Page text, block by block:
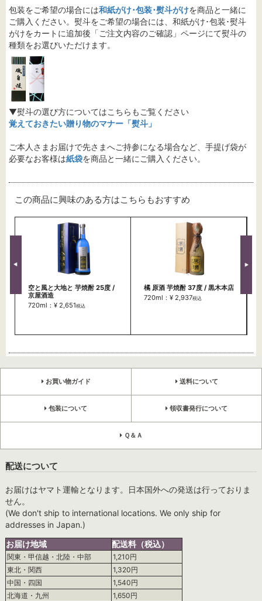
包装をご希望の場合には和紙がけ･包装･熨斗がけを商品と一緒に
ご購入ください。熨斗をご希望の場合には、和紙がけ･包装･熨斗
がけをカートに追加後「ご注文内容のご確認」ページにて熨斗の
種類をお選びいただけます。
▼熨斗の選び方についてはこちらもご覧ください
覚えておきたい贈り物のマナー「熨斗」
ご本人さまお届けで先さまへご持参になる場合など、手提げ袋が
必要なお客様は紙袋を商品と一緒にご購入ください。
この商品に興味のある方はこちらもおすすめ
空と風と大地と 芋焼酎 25度 /
京屋酒造
720ml：¥ 2,651税込
橘 原酒 芋焼酎 37度 / 黒木本店
720ml：¥ 2,937税込
お買い物ガイド 送料について
包装について 領収書発行について
Ｑ＆Ａ
配送について
お届けはヤマト運輸となります。日本国外への発送は行っておりま
せん。
(We don't ship to international locations. We only ship for
addresses in Japan.)
お届け地域
配送料（税込）
関東・甲信越・北陸・中部
1,210円
東北・関西
1,320円
中国・四国
1,540円
北海道・九州
1,650円